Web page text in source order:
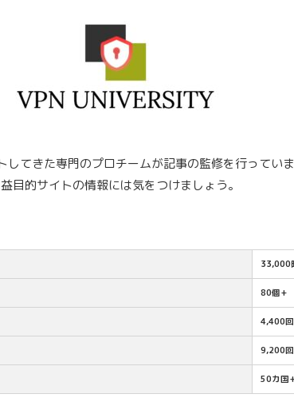
てきた専門のプロチームが記事の監修を行っていま
目的サイトの情報には気をつけましょう。
33,000
80個+
4,400
9,200
50カ国